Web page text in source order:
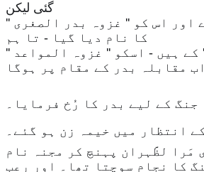
گئی لیکن
اور اس کو '' غزوہ بدر الصغرى ''
کا نام دیا گیا - تا ہم
ہیں - اسکو '' غزوہ المواعد ''
طے شدہ جنگ کے لیے بدر کا رُخ فرمایا۔
انتظار میں خیمہ زن ہو گئے۔
مَرا لظَّہران پہنچ کر مجنہ نام
کا نجام سوچتا تھا۔ اور رعب